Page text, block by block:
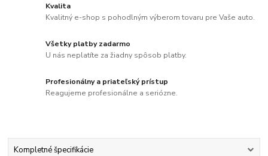
Kvalita
Kvalitný e-shop s pohodlným výberom tovaru pre Vaše auto.
Všetky platby zadarmo
U nás neplatíte za žiadny spôsob platby.
Profesionálny a priateľský prístup
Reagujeme profesionálne a seriózne.
Kompletné špecifikácie